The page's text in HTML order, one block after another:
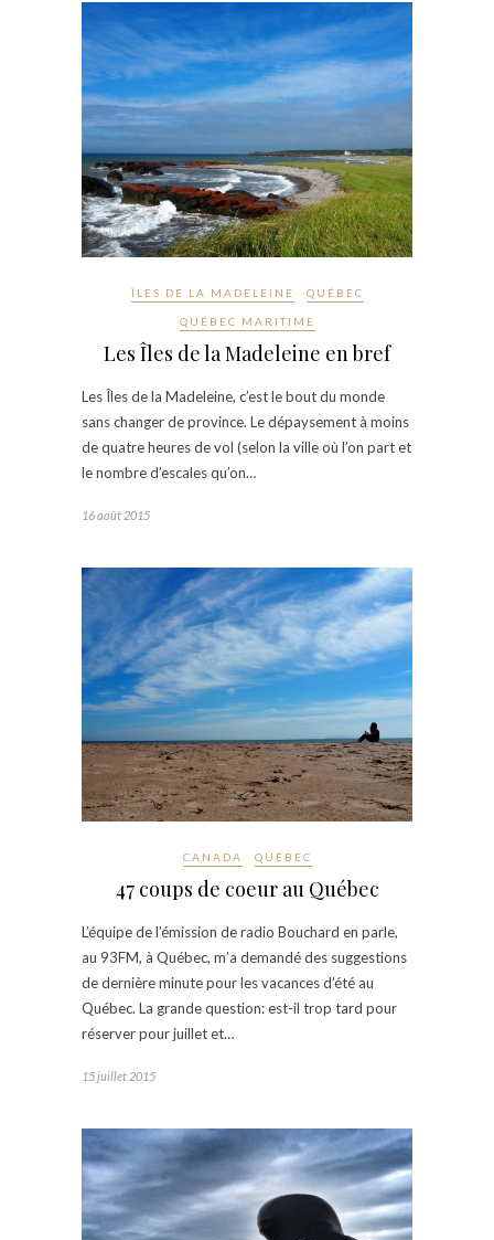
ÎLES DE LA MADELEINE QUÉBEC
QUÉBEC MARITIME
Les Îles de la Madeleine en bref
Les Îles de la Madeleine, c’est le bout du monde
sans changer de province. Le dépaysement à moins
de quatre heures de vol (selon la ville où l’on part et
le nombre d’escales qu’on…
16 août 2015
CANADA QUÉBEC
47 coups de coeur au Québec
L’équipe de l’émission de radio Bouchard en parle,
au 93FM, à Québec, m’a demandé des suggestions
de dernière minute pour les vacances d’été au
Québec. La grande question: est-il trop tard pour
réserver pour juillet et…
15 juillet 2015